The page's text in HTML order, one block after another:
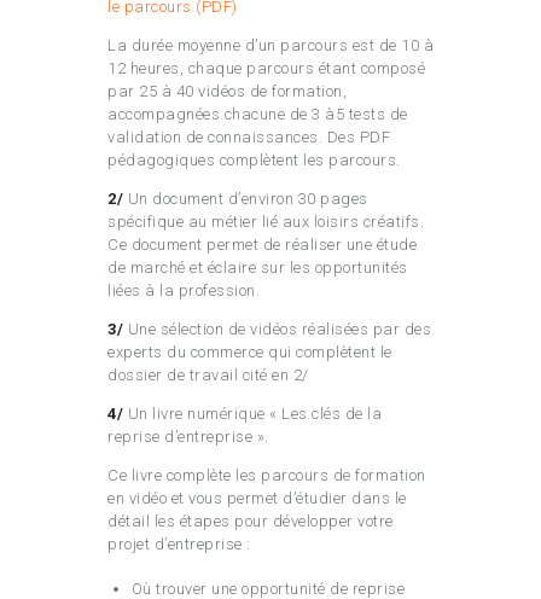
le parcours (PDF)
La durée moyenne d’un parcours est de 10 à
12 heures, chaque parcours étant composé
par 25 à 40 vidéos de formation,
accompagnées chacune de 3 à5 tests de
validation de connaissances. Des PDF
pédagogiques complètent les parcours.
2/ Un document d’environ 30 pages
spécifique au métier lié aux loisirs créatifs.
Ce document permet de réaliser une étude
de marché et éclaire sur les opportunités
liées à la profession.
3/ Une sélection de vidéos réalisées par des
experts du commerce qui complètent le
dossier de travail cité en 2/
4/ Un livre numérique « Les clés de la
reprise d’entreprise ».
Ce livre complète les parcours de formation
en vidéo et vous permet d’étudier dans le
détail les étapes pour développer votre
projet d’entreprise :
Où trouver une opportunité de reprise